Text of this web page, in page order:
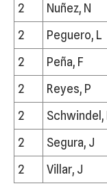
2
Nuñez, N
2
Peguero, L
2
Peña, F
2
Reyes, P
2
Schwindel,
2
Segura, J
2
Villar, J